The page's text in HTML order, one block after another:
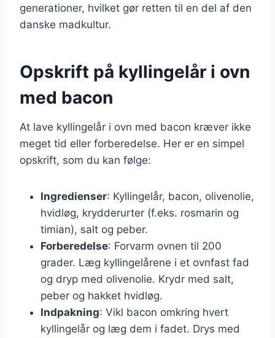
generationer, hvilket gør retten til en del af den
danske madkultur.
Opskrift på kyllingelår i ovn
med bacon
At lave kyllingelår i ovn med bacon kræver ikke
meget tid eller forberedelse. Her er en simpel
opskrift, som du kan følge:
Ingredienser: Kyllingelår, bacon, olivenolie,
hvidløg, krydderurter (f.eks. rosmarin og
timian), salt og peber.
Forberedelse: Forvarm ovnen til 200
grader. Læg kyllingelårene i et ovnfast fad
og dryp med olivenolie. Krydr med salt,
peber og hakket hvidløg.
Indpakning: Vikl bacon omkring hvert
kyllingelår og læg dem i fadet. Drys med